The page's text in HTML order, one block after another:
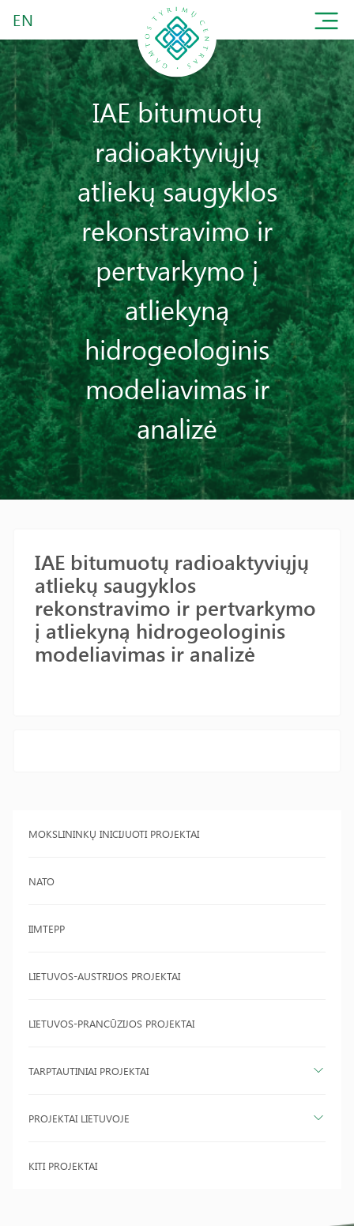
EN
IAE bitumuotų
radioaktyviųjų
atliekų saugyklos
rekonstravimo ir
pertvarkymo į
atliekyną
hidrogeologinis
modeliavimas ir
analizė
MOKSLININKŲ INICIJUOTI PROJEKTAI
NATO
IIMTEPP
LIETUVOS-AUSTRIJOS PROJEKTAI
LIETUVOS-PRANCŪZIJOS PROJEKTAI
TARPTAUTINIAI PROJEKTAI
PROJEKTAI LIETUVOJE
KITI PROJEKTAI
IAE bitumuotų radioaktyviųjų
atliekų saugyklos
rekonstravimo ir pertvarkymo
į atliekyną hidrogeologinis
modeliavimas ir analizė